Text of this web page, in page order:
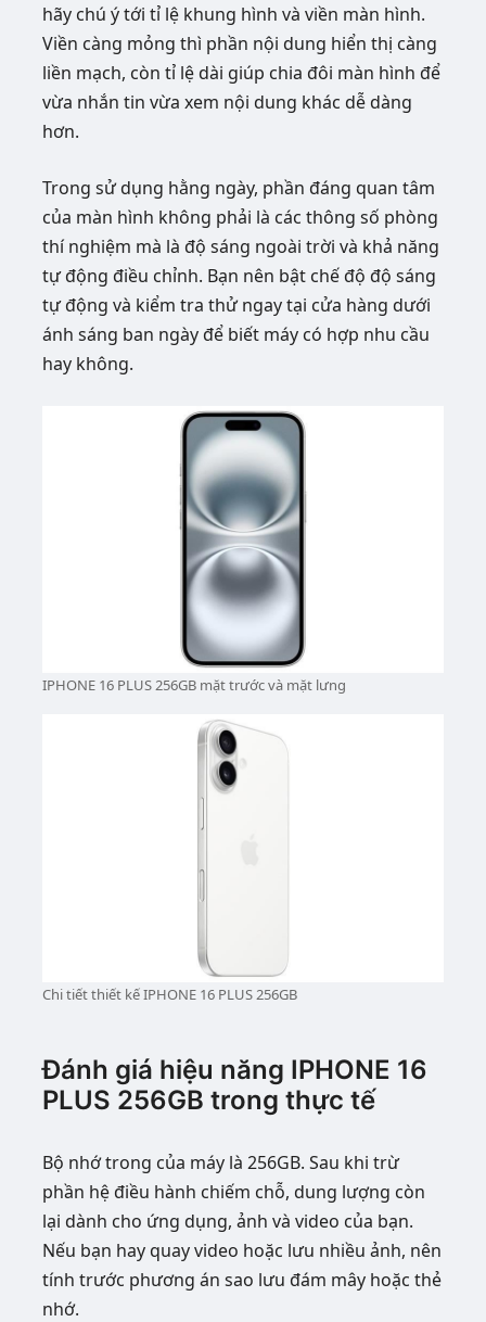
hãy chú ý tới tỉ lệ khung hình và viền màn hình.
Viền càng mỏng thì phần nội dung hiển thị càng
liền mạch, còn tỉ lệ dài giúp chia đôi màn hình để
vừa nhắn tin vừa xem nội dung khác dễ dàng
hơn.
Trong sử dụng hằng ngày, phần đáng quan tâm
của màn hình không phải là các thông số phòng
thí nghiệm mà là độ sáng ngoài trời và khả năng
tự động điều chỉnh. Bạn nên bật chế độ độ sáng
tự động và kiểm tra thử ngay tại cửa hàng dưới
ánh sáng ban ngày để biết máy có hợp nhu cầu
hay không.
IPHONE 16 PLUS 256GB mặt trước và mặt lưng
Chi tiết thiết kế IPHONE 16 PLUS 256GB
Đánh giá hiệu năng IPHONE 16
PLUS 256GB trong thực tế
Bộ nhớ trong của máy là 256GB. Sau khi trừ
phần hệ điều hành chiếm chỗ, dung lượng còn
lại dành cho ứng dụng, ảnh và video của bạn.
Nếu bạn hay quay video hoặc lưu nhiều ảnh, nên
tính trước phương án sao lưu đám mây hoặc thẻ
nhớ.